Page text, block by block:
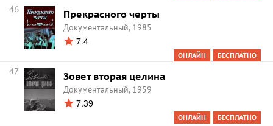
46 Прекрасного черты
Документальный, 1985
7.4
ОНЛАЙН БЕСПЛАТНО
47 Зовет вторая целина
Документальный, 1959
7.39
ОНЛАЙН БЕСПЛАТНО